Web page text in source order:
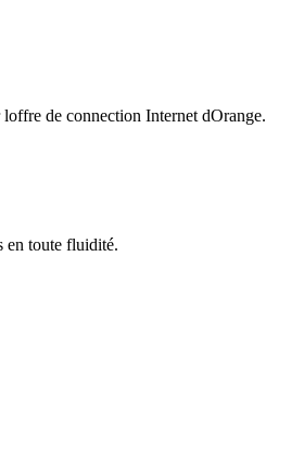
de connection Internet dOrange.
en toute fluidité.